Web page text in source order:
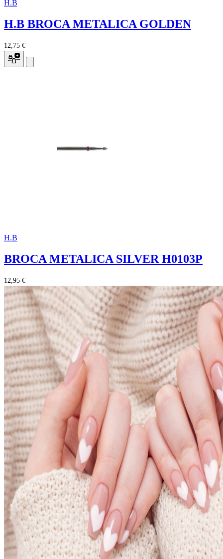
H.B
H.B BROCA METALICA GOLDEN
12,75 €
H.B
BROCA METALICA SILVER H0103P
12,95 €